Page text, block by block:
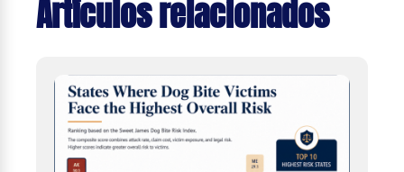
Artículos relacionados